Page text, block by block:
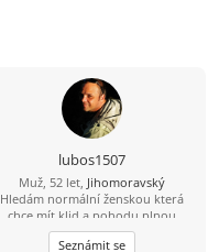
lubos1507
Muž, 52 let, Jihomoravský
Hledám normální ženskou která
chce mít klid a pohodu plnou
smíchu. Hlavně ať nelže .
Seznámit se